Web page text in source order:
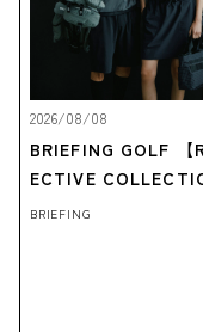
2026/08/08
BRIEFING GOLF 【REFL
ECTIVE
BRIEFING